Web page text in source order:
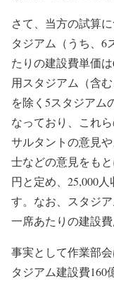
さて、当方の試算
タジアム（うち、6
たりの建設費単価
用スタジアム（含
を除く5スタジアム
なっており、これ
サルタントの意見
士などの意見をも
円と定め、25,000
す。なお、スタジ
一席あたりの建設費
事実として作業部
タジアム建設費160